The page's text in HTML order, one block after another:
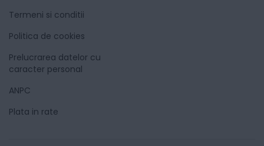
Termeni si conditii
Politica de cookies
Prelucrarea datelor cu
caracter personal
ANPC
Plata in rate